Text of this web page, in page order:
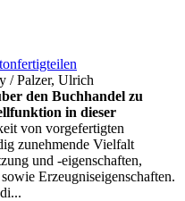
/ Palzer, Ulrich
den Buchhandel zu
in dieser
von vorgefertigten
zunehmende Vielfalt
und -eigenschaften,
Erzeugniseigenschaften.